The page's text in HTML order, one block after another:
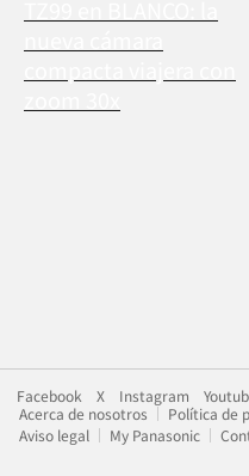
Facebook X Instagram
Acerca de nosotros
Política de
Aviso legal
My Panasonic